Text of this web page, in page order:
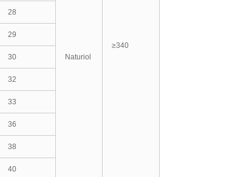
≥340
Naturiol
28
29
30
32
33
36
38
40